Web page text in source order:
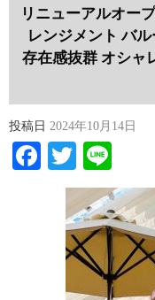
リニューアルオー
レンジメント バ
存在感抜群 オシャ
投稿日 2024年10月14日
Facebook
Twitter